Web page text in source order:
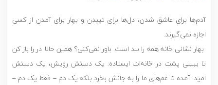
آدم­‌ها برای عاشق شدن، دل­‌ها برای تپیدن و بهار برای آمدن از کسی
اجازه نمی­‌گیرند.
بهار نشانی خانه­ همه را بلد است. باور نمی­‌کنی؟ همین حالا در را باز کن
تا ببینی پشت در خانه­‌ات ایستاده: یک دستش رویش، یک دستش
امید. آمده تا غم­‌های ما را به جانش بخرد بلکه یک دم – فقط یک دم –